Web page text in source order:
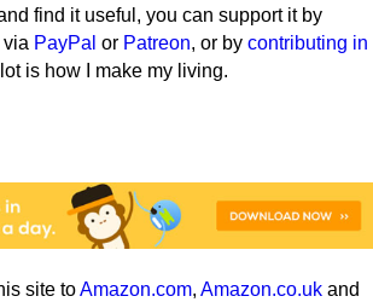
find it useful, you can support it by
PayPal or Patreon, or by contributing in
is how I make my living.
site toAmazon.com, Amazon.co.uk and